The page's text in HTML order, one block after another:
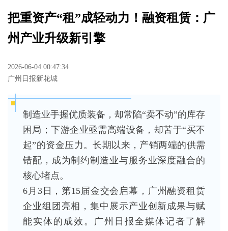
把重资产“租”成轻动力！融资租赁：广
州产业升级新引擎
2026-06-04 00:47:34
广州日报新花城
制造业手握优质装备，却常陷“卖不动”的库存
困局；下游企业亟需高端设备，却苦于“买不
起”的资金压力。长期以来，产销两端的供需
错配，成为制约制造业与服务业深度融合的
核心堵点。
6月3日，第15届金交会启幕，广州融资租赁
企业组团亮相，集中展示产业创新成果与赋
能实体的成效。广州日报全媒体记者了解